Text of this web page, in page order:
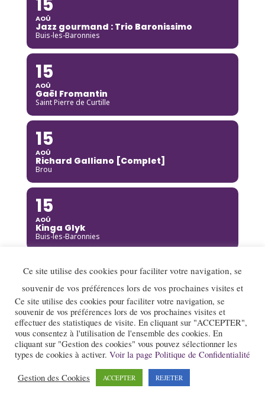
AOÛ
Jazz gourmand : Trio Baronissimo
Buis-les-Baronnies
15
AOÛ
Gaël Fromantin
Saint Pierre de Curtille
15
AOÛ
Richard Galliano [Complet]
Brou
15
AOÛ
Kinga Glyk
Buis-les-Baronnies
16
AOÛ
Hot Club de Boukravie
Valence
16
AOÛ
The Franc Connection Quintet
Saint-Pierre-sur-Doux
Ce site utilise des cookies pour faciliter votre navigation, se
souvenir de vos préférences lors de vos prochaines visites et
Ce site utilise des cookies pour faciliter votre navigation, se
souvenir de vos préférences lors de vos prochaines visites et
effectuer des statistiques de visite. En cliquant sur "ACCEPTER",
vous consentez à l'utilisation de l'ensemble des cookies. En
cliquant sur "Gestion des cookies" vous pouvez sélectionner les
types de cookies à activer. Voir la page Politique de Confidentialité
Gestion des Cookies ACCEPTER REJETER